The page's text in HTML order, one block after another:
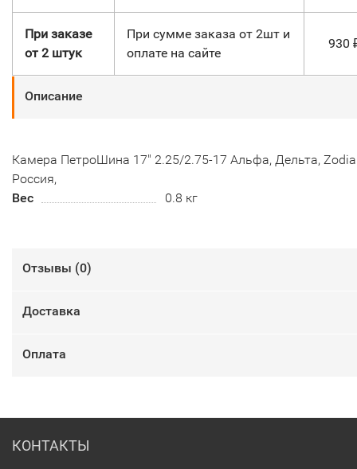
При заказе
от 2 штук
При сумме заказа от 2шт и
оплате на сайте
930
Описание
Камера ПетроШина 17" 2.25/2.75-17 Альфа, Дельта,
Россия,
Вес
0.8 кг
Отзывы (0)
Доставка
Оплата
КОНТАКТЫ